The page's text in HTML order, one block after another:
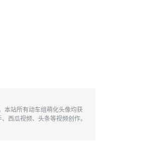
本站所有动车组萌化头像均获
西瓜视频、头条等视频创作。